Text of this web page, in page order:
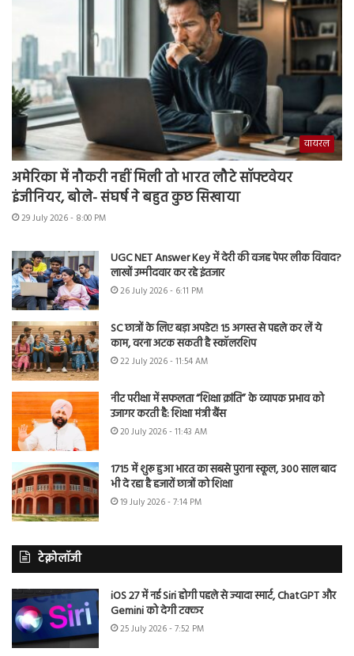
वायरल
अमेरिका में नौकरी नहीं मिली तो भारत लौटे सॉफ्टवेयर
इंजीनियर, बोले- संघर्ष ने बहुत कुछ सिखाया
29 July 2026 - 8:00 PM
UGC NET Answer Key में देरी की वजह पेपर लीक विवाद?
लाखों उम्मीदवार कर रहे इंतजार
26 July 2026 - 6:11 PM
SC छात्रों के लिए बड़ा अपडेट! 15 अगस्त से पहले कर लें ये
काम, वरना अटक सकती है स्कॉलरशिप
22 July 2026 - 11:54 AM
नीट परीक्षा में सफलता “शिक्षा क्रांति” के व्यापक प्रभाव को
उजागर करती है: शिक्षा मंत्री बैंस
20 July 2026 - 11:43 AM
1715 में शुरू हुआ भारत का सबसे पुराना स्कूल, 300 साल बाद
भी दे रहा है हजारों छात्रों को शिक्षा
19 July 2026 - 7:14 PM
टेक्नोलॉजी
iOS 27 में नई Siri होगी पहले से ज्यादा स्मार्ट, ChatGPT और
Gemini को देगी टक्कर
25 July 2026 - 7:52 PM